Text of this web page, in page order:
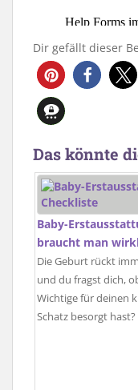
Dir gefällt dieser
Das könnte
Baby-
braucht man
Die Geburt rückt
und du fragst dich,
Wichtige für deinen
Schatz besorgt